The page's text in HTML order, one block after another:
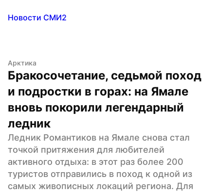
Новости СМИ2
Арктика
Бракосочетание, седьмой поход
и подростки в горах: на Ямале
вновь покорили легендарный
ледник
Ледник Романтиков на Ямале снова стал
точкой притяжения для любителей
активного отдыха: в этот раз более 200
туристов отправились в поход к одной из
самых живописных локаций региона. Для